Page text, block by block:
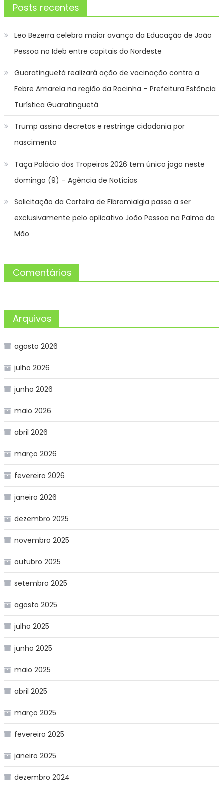
Posts recentes
Leo Bezerra celebra maior avanço da Educação de João
Pessoa no Ideb entre capitais do Nordeste
Guaratinguetá realizará ação de vacinação contra a
Febre Amarela na região da Rocinha – Prefeitura Estância
Turística Guaratinguetá
Trump assina decretos e restringe cidadania por
nascimento
Taça Palácio dos Tropeiros 2026 tem único jogo neste
domingo (9) – Agência de Notícias
Solicitação da Carteira de Fibromialgia passa a ser
exclusivamente pelo aplicativo João Pessoa na Palma da
Mão
Comentários
Arquivos
agosto 2026
julho 2026
junho 2026
maio 2026
abril 2026
março 2026
fevereiro 2026
janeiro 2026
dezembro 2025
novembro 2025
outubro 2025
setembro 2025
agosto 2025
julho 2025
junho 2025
maio 2025
abril 2025
março 2025
fevereiro 2025
janeiro 2025
dezembro 2024